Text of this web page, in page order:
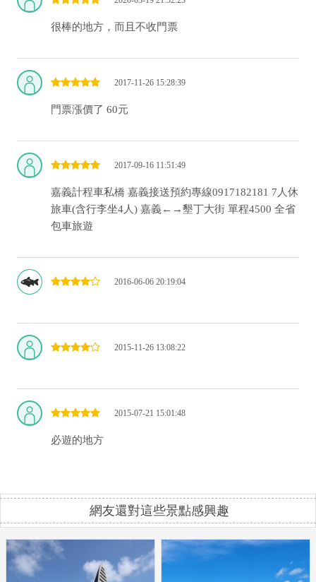
很棒的地方，而且不收門票
2017-11-26 15:28:39
門票漲價了 60元
2017-09-16 11:51:49
嘉義計程車私橋 嘉義接送預約專線0917182181 7人休
旅車(含行李坐4人) 嘉義←→墾丁大街 單程4500 全省
包車旅遊
2016-06-06 20:19:04
2015-11-26 13:08:22
2015-07-21 15:01:48
必遊的地方
網友還對這些景點感興趣